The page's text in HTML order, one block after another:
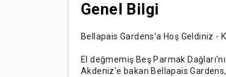
Genel Bilgi
Bellapais Gardens'a Hoş Geldiniz -
El değmemiş Beş Parmak
Akdeniz'e bakan Bellapais